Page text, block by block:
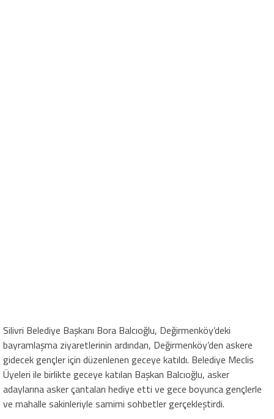
Silivri Belediye Başkanı Bora Balcıoğlu, Değirmenköy’deki
bayramlaşma ziyaretlerinin ardından, Değirmenköy’den askere
gidecek gençler için düzenlenen geceye katıldı. Belediye Meclis
Üyeleri ile birlikte geceye katılan Başkan Balcıoğlu, asker
adaylarına asker çantaları hediye etti ve gece boyunca gençlerle
ve mahalle sakinleriyle samimi sohbetler gerçekleştirdi.